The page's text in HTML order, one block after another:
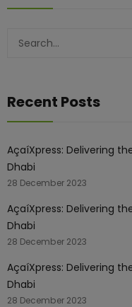
Search
Recent Posts
AçaíXpress: Delivering
Dhabi
28 December 2023
AçaíXpress: Delivering
Dhabi
28 December 2023
AçaíXpress: Delivering
Dhabi
28 December 2023